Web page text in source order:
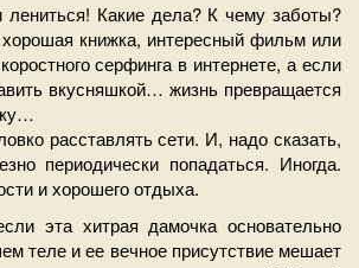
Какие дела? К чему заботы?
книжка, интересный фильм или
серфинга в интернете, а если
вкусняшкой… жизнь превращается
расставлять сети. И, надо сказать,
периодически попадаться. Иногда.
и хорошего отдыха.
эта хитрая дамочка основательно
теле и ее вечное присутствие мешает